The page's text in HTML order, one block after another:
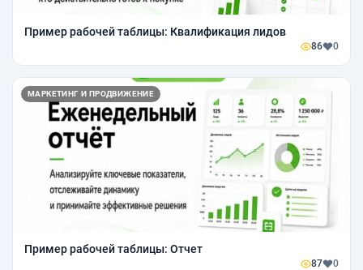
Пример рабочей таблицы: Квалификация лидов
86 0
МАРКЕТИНГ И ПРОДВИЖЕНИЕ
Пример рабочей таблицы: Отчет
87 0